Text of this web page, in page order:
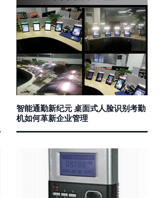
智能通勤新纪元 桌面式人脸识别考勤
机如何革新企业管理